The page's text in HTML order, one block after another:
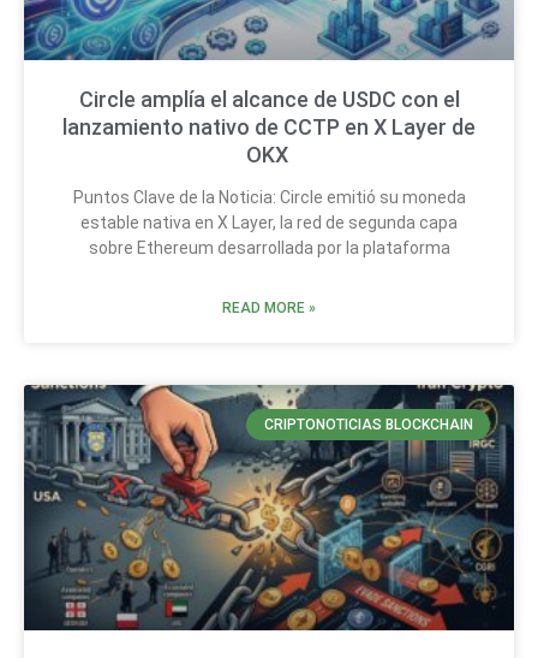
Circle amplía el alcance de USDC con el
lanzamiento nativo de CCTP en X Layer de
OKX
Puntos Clave de la Noticia: Circle emitió su moneda
estable nativa en X Layer, la red de segunda capa
sobre Ethereum desarrollada por la plataforma
READ MORE »
CRIPTONOTICIAS BLOCKCHAIN